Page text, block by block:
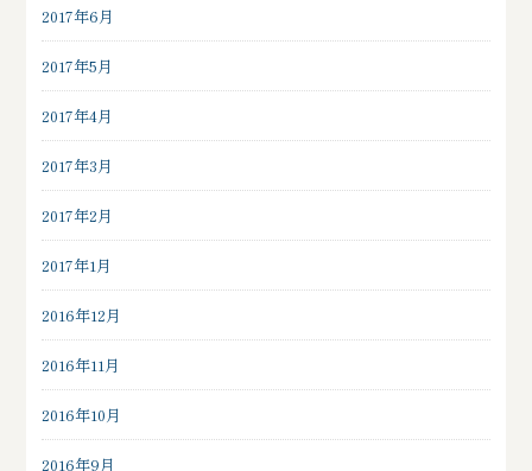
2017年6月
2017年5月
2017年4月
2017年3月
2017年2月
2017年1月
2016年12月
2016年11月
2016年10月
2016年9月